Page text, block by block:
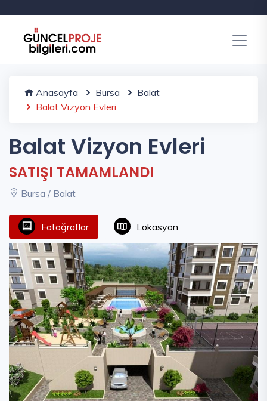
Anasayfa Bursa
Balat
Balat Vizyon Evleri
Balat Vizyon Evleri
SATIŞI TAMAMLANDI
Bursa / Balat
Fotoğraflar Lokasyon